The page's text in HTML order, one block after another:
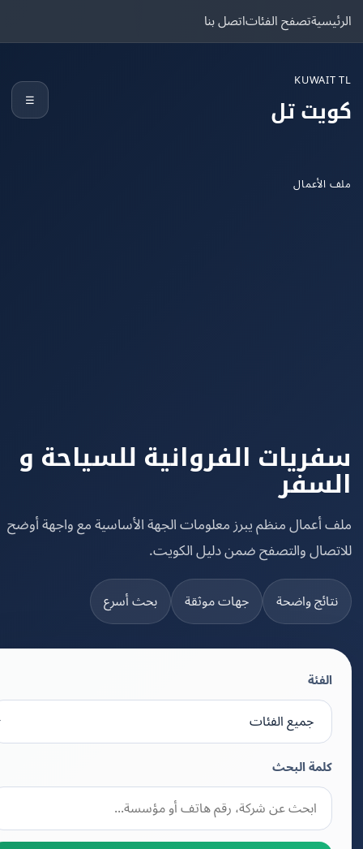
تصفح الفئاتاتصل بنا
تل
الفروانية للسياحة و
منظم يبرز معلومات الجهة الأساسية مع واجهة أوضح
والتصفح ضمن دليل الكويت.
واضحة جهات موثقة بحث أسرع
كلمة البحث